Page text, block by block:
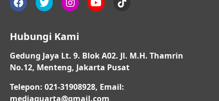
Hubungi Kami
Gedung Jaya Lt. 9. Blok A02. Jl. M.H. Thamrin
No.12, Menteng, Jakarta Pusat
Telepon: 021-31908928, Email:
mediaquarta@gmail.com